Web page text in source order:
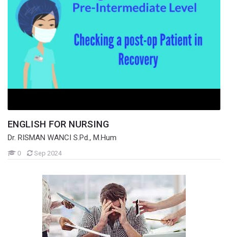
ENGLISH FOR NURSING
Dr. RISMAN WANCI S.Pd., M.Hum
0Mahasiswa
Sep 2024